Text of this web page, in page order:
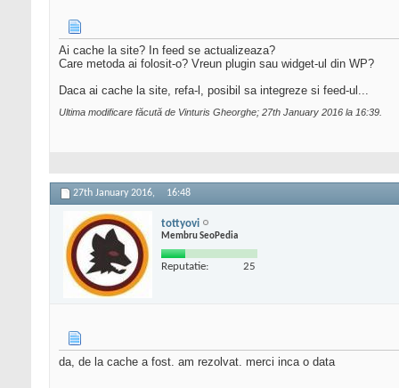
Ai cache la site? In feed se actualizeaza?
Care metoda ai folosit-o? Vreun plugin sau widget-ul din WP?
Daca ai cache la site, refa-l, posibil sa integreze si feed-ul...
Ultima modificare făcută de Vinturis Gheorghe; 27th January 2016 la 16:39
27th January 2016, 16:48
tottyovi
Membru SeoPedia
Reputatie: 25
da, de la cache a fost. am rezolvat. merci inca o data